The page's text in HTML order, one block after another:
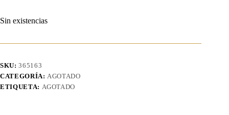
Sin existencias
SKU:365163
CATEGORÍA:AGOTADO
ETIQUETA: AGOTADO